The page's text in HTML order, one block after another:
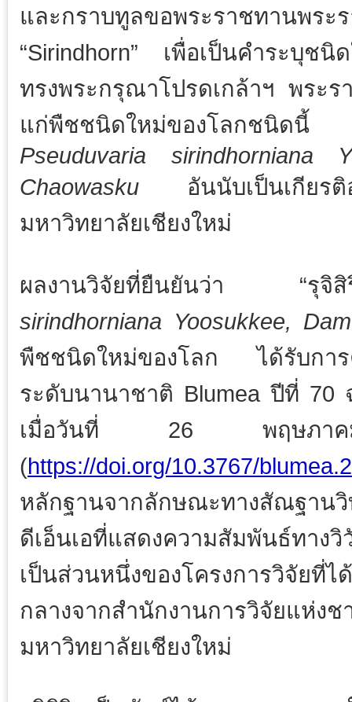
และกราบทูลขอพระราชทานพระ
“Sirindhorn” เพื่อเป็นคำระบุช
ทรงพระกรุณาโปรดเกล้าฯ พระร
แก่พืชชนิดใหม่ของโลกชนิดนี้
Pseuduvaria sirindhorniana
Chaowasku
อันนับเป็นเกียรติ
มหาวิทยาลัยเชียงใหม่
ผลงานวิจัยที่ยืนยันว่า “
sirindhorniana Yoosukkee,
พืชชนิดใหม่ของโลก ได้รับการ
ระดับนานาชาติ Blumea ปีที่ 70
เมื่อวันที่ 26 พฤษภ
(https://doi.org/10.3767/
หลักฐานจากลักษณะทางสัณฐาน
ดีเอ็นเอที่แสดงความสัมพันธ์ทา
เป็นส่วนหนึ่งของโครงการวิจัยที่
กลางจากสำนักงานการวิ
มหาวิทยาลัยเชียงใหม่